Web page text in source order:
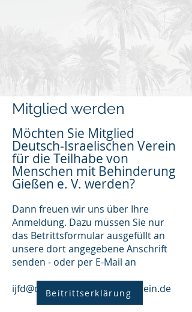
Mitglied werden
Möchten Sie Mitglied
Deutsch-Israelischen Verein
für die Teilhabe von
Menschen mit Behinderung
Gießen e. V. werden?
Dann freuen wir uns über Ihre
Anmeldung. Dazu müssen Sie nur
das Betrittsformularausgefüllt an
unsere dort angegebene Anschrift
senden - oder per E-Mail an
ijfd@deutsch-israelischer-verein.de
Beitrittserklärung